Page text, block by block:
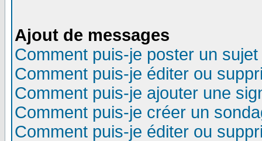
Ajout de messages
Comment puis-je poster un
Comment puis-je éditer ou
Comment puis-je ajouter une
Comment puis-je créer un
Comment puis-je éditer ou